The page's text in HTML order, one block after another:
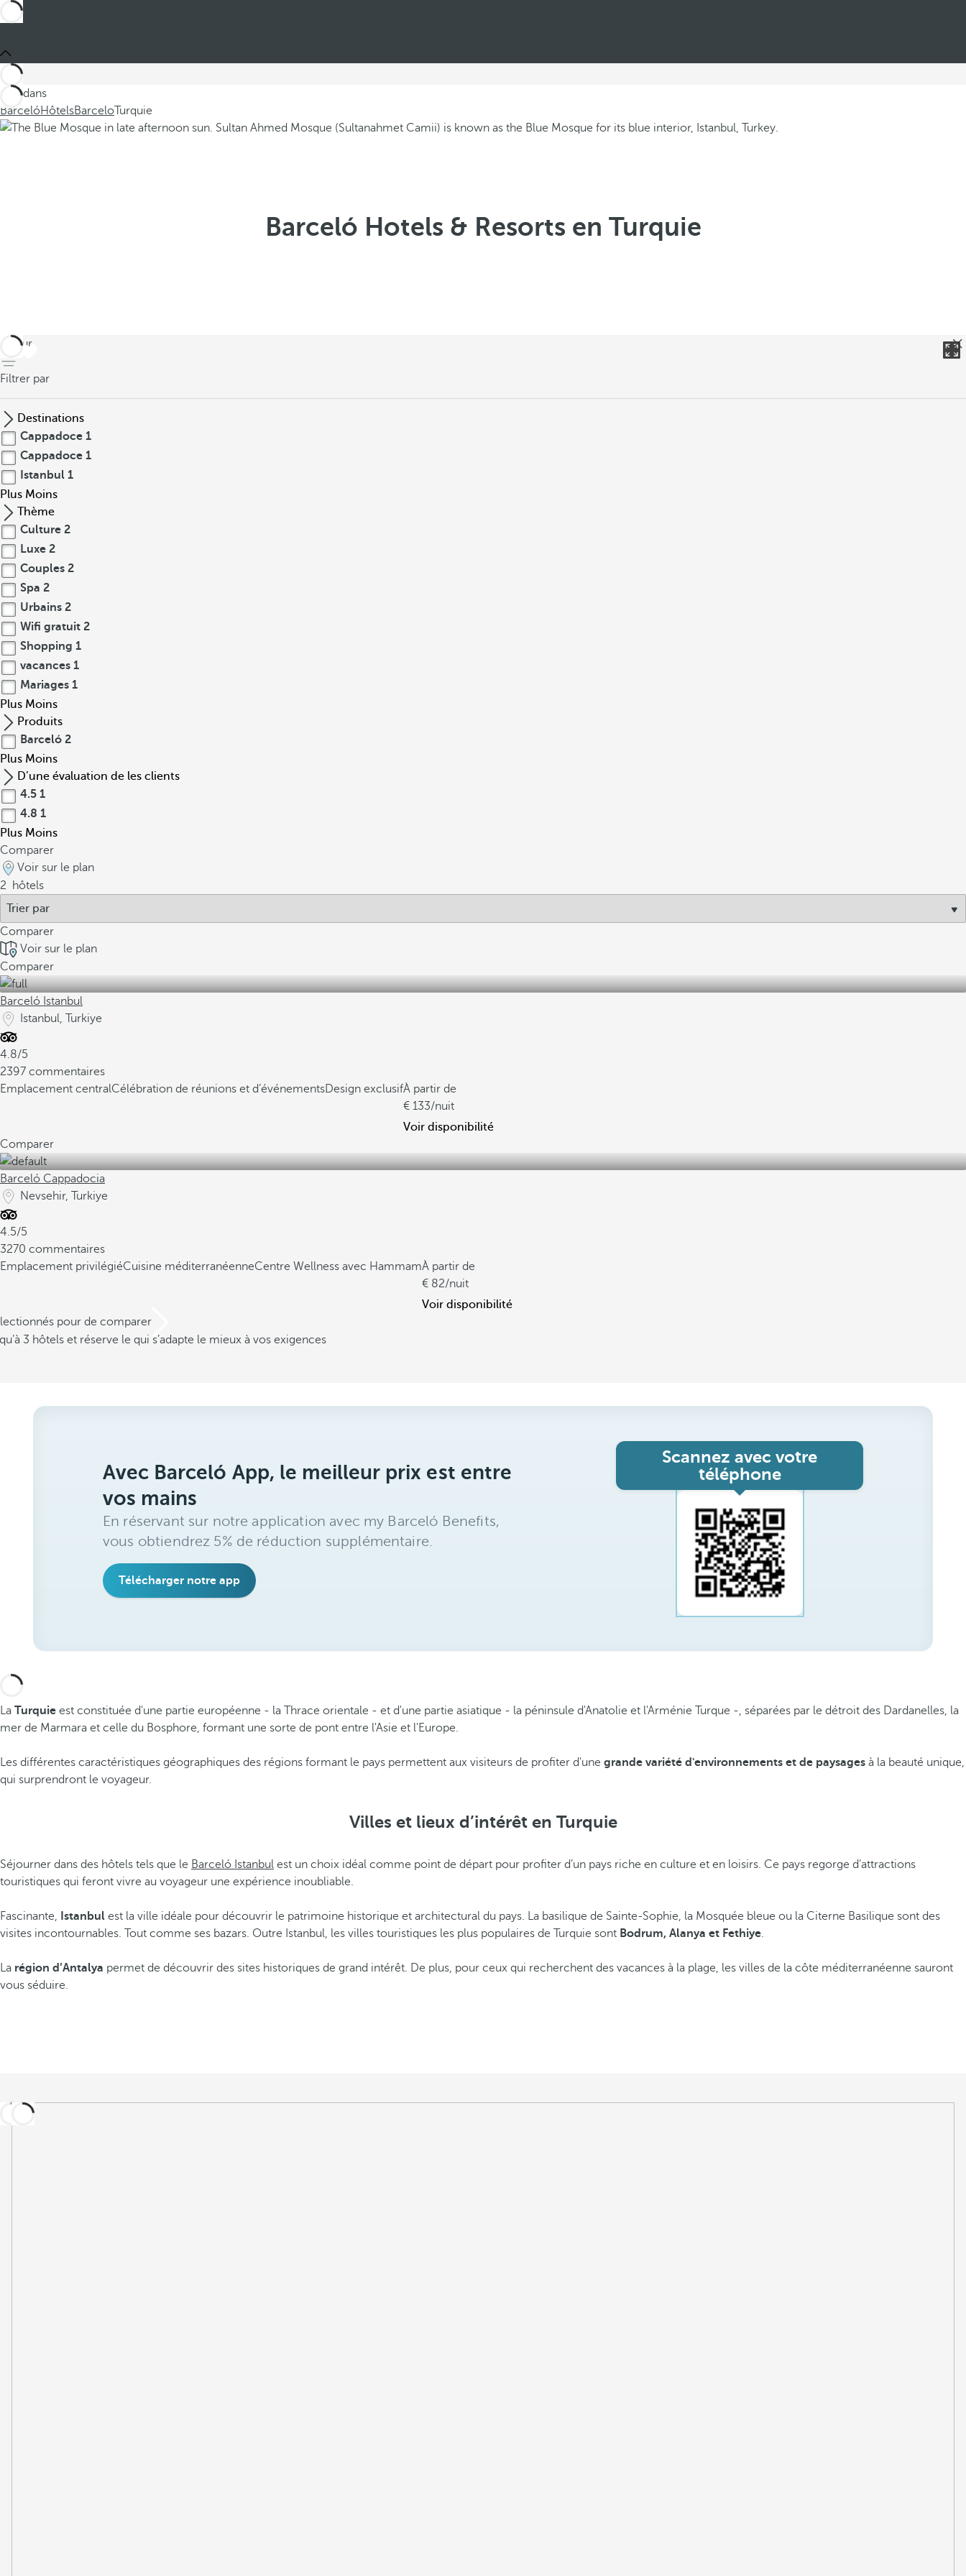
Ces dans
BarcelóHôtelsBarceloTurquie
Barceló Hotels & Resorts en Turquie
retour
Filtrer par
Destinations
Cappadoce 1
Cappadoce 1
Istanbul 1
Plus Moins
Thème
Culture 2
Luxe 2
Couples 2
Spa 2
Urbains 2
Wifi gratuit 2
Shopping 1
vacances 1
Mariages 1
Plus Moins
Produits
Barceló 2
Plus Moins
D’une évaluation de les clients
4.5 1
4.8 1
Plus Moins
Comparer
Voir sur le plan
2
hôtels
Comparer
Voir sur le plan
Comparer
Barceló Istanbul
Istanbul, Turkiye
4.8/5
2397 commentaires
Emplacement centralCélébration de réunions et d’événementsDesign exclusifÀ partir de
133/nuit
Voir disponibilité
Comparer
Barceló Cappadocia
Nevsehir, Turkiye
4.5/5
3270 commentaires
Emplacement privilégiéCuisine méditerranéenneCentre Wellness avec HammamÀ partir de
82/nuit
Voir disponibilité
pour de comparer
3 hôtels et réserve le qui s’adapte le mieux à vos exigences
Avec Barceló App, le meilleur prix est entre
vos mains
En réservant sur notre application avec my Barceló Benefits,
vous obtiendrez 5% de réduction supplémentaire.
Télécharger notre app
Scannez avec votre
téléphone
La Turquie est constituée d'une partie européenne - la Thrace orientale - et d'une partie asiatique - la péninsule d'Anatolie et l'Arménie Turque -, séparées par le détroit des Dardanelles, la
mer de Marmara et celle du Bosphore, formant une sorte de pont entre l'Asie et l'Europe.
Les différentes caractéristiques géographiques des régions formant le pays permettent aux visiteurs de profiter d'une grande variété d'environnements et de paysages à la beauté unique,
qui surprendront le voyageur.
Villes et lieux d’intérêt en Turquie
Séjourner dans des hôtels tels que le Barceló Istanbul est un choix idéal comme point de départ pour profiter d’un pays riche en culture et en loisirs. Ce pays regorge d’attractions
touristiques qui feront vivre au voyageur une expérience inoubliable.
Fascinante, Istanbul est la ville idéale pour découvrir le patrimoine historique et architectural du pays. La basilique de Sainte-Sophie, la Mosquée bleue ou la Citerne Basilique sont des
visites incontournables. Tout comme ses bazars. Outre Istanbul, les villes touristiques les plus populaires de Turquie sont Bodrum, Alanya et Fethiye.
La région d’Antalya permet de découvrir des sites historiques de grand intérêt. De plus, pour ceux qui recherchent des vacances à la plage, les villes de la côte méditerranéenne sauront
vous séduire.